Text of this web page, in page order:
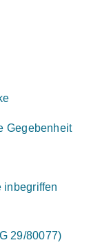
Gegebenheit
inbegriffen
29/80077)